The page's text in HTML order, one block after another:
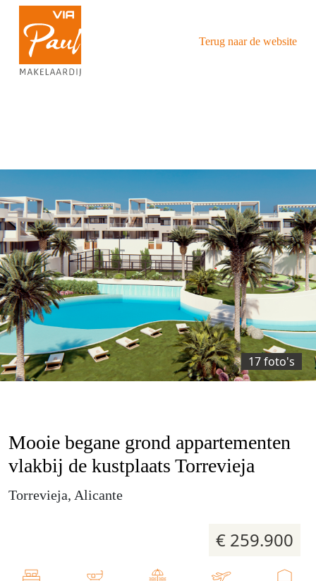
Terug naar de website
17 foto's
Mooie begane grond appartementen
vlakbij de kustplaats Torrevieja
Torrevieja, Alicante
€ 259.900